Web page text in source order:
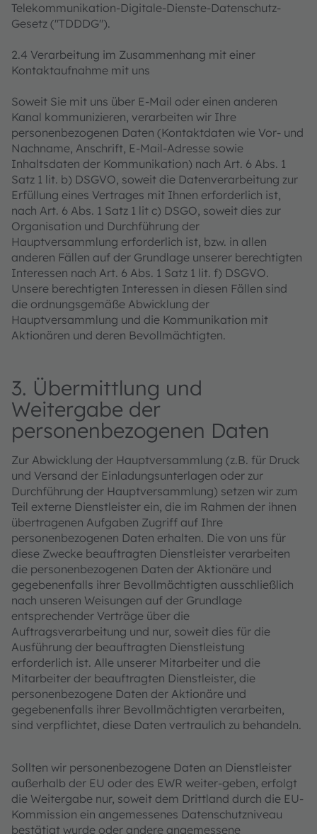
Telekommunikation-Digitale-Dienste-Datenschutz-
Gesetz ("TDDDG").
2.4 Verarbeitung im Zusammenhang mit einer
Kontaktaufnahme mit uns
Soweit Sie mit uns über E-Mail oder einen anderen
Kanal kommunizieren, verarbeiten wir Ihre
personenbezogenen Daten (Kontaktdaten wie Vor- und
Nachname, Anschrift, E-Mail-Adresse sowie
Inhaltsdaten der Kommunikation) nach Art. 6 Abs. 1
Satz 1 lit. b) DSGVO, soweit die Datenverarbeitung zur
Erfüllung eines Vertrages mit Ihnen erforderlich ist,
nach Art. 6 Abs. 1 Satz 1 lit c) DSGO, soweit dies zur
Organisation und Durchführung der
Hauptversammlung erforderlich ist, bzw. in allen
anderen Fällen auf der Grundlage unserer berechtigten
Interessen nach Art. 6 Abs. 1 Satz 1 lit. f) DSGVO.
Unsere berechtigten Interessen in diesen Fällen sind
die ordnungsgemäße Abwicklung der
Hauptversammlung und die Kommunikation mit
Aktionären und deren Bevollmächtigten.
3. Übermittlung und
Weitergabe der
personenbezogenen Daten
Zur Abwicklung der Hauptversammlung (z.B. für Druck
und Versand der Einladungsunterlagen oder zur
Durchführung der Hauptversammlung) setzen wir zum
Teil externe Dienstleister ein, die im Rahmen der ihnen
übertragenen Aufgaben Zugriff auf Ihre
personenbezogenen Daten erhalten. Die von uns für
diese Zwecke beauftragten Dienstleister verarbeiten
die personenbezogenen Daten der Aktionäre und
gegebenenfalls ihrer Bevollmächtigten ausschließlich
nach unseren Weisungen auf der Grundlage
entsprechender Verträge über die
Auftragsverarbeitung und nur, soweit dies für die
Ausführung der beauftragten Dienstleistung
erforderlich ist. Alle unserer Mitarbeiter und die
Mitarbeiter der beauftragten Dienstleister, die
personenbezogene Daten der Aktionäre und
gegebenenfalls ihrer Bevollmächtigten verarbeiten,
sind verpflichtet, diese Daten vertraulich zu behandeln.
Sollten wir personenbezogene Daten an Dienstleister
außerhalb der EU oder des EWR weiter-geben, erfolgt
die Weitergabe nur, soweit dem Drittland durch die EU-
Kommission ein angemessenes Datenschutzniveau
bestätigt wurde oder andere angemessene